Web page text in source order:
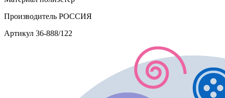
Производитель РОССИЯ
Артикул 36-888/122